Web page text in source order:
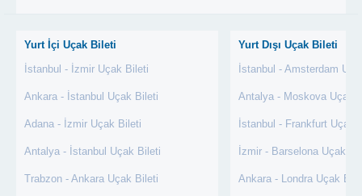
Yurt İçi Uçak Bileti
İstanbul - İzmir Uçak Bileti
Ankara - İstanbul Uçak Bileti
Adana - İzmir Uçak Bileti
Antalya - İstanbul Uçak Bileti
Trabzon - Ankara Uçak Bileti
Yurt Dışı Uçak Bileti
İstanbul - Amsterdam
Antalya - Moskova Uçak
İstanbul - Frankfurt Uçak
İzmir - Barselona Uçak
Ankara - Londra Uçak